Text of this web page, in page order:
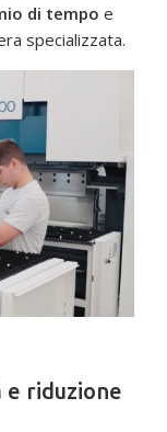
di tempo e
specializzata.
riduzione